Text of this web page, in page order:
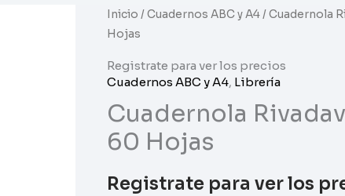
Inicio /Cuadernos ABC y A4/ Cuadernola
Hojas
Registrate para ver los precios
Cuadernos ABC y A4, Librería
Cuadernola
60 Hojas
Registrate para ver los